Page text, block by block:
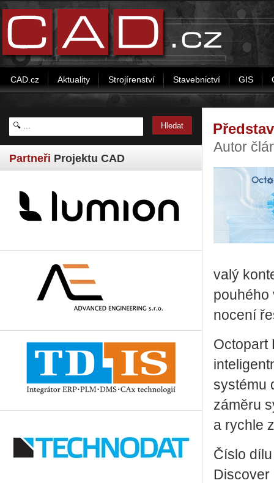
CAD.cz Aktuality Strojírenství Stavebnictví GIS
Partneři Projektu CAD
Autor
va­lý
no­ce­ní
Oc­to­part
sys­té­mu
zá­mě­ru
a rych­le
Číslo
Dis­co­ver